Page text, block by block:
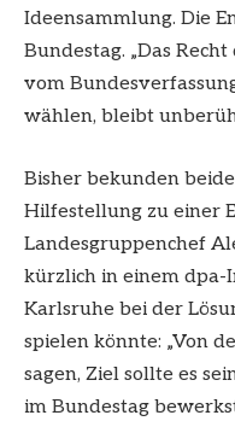
Ideensammlung. Die
Bundestag. „Das
vom
wählen, bleibt
Bisher bekunden
Hilfestellung zu einer
Landesgruppenchef
kürzlich in einem dpa-
Karlsruhe bei der
spielen könnte: „Von
sagen, Ziel sollte es
im Bundestag